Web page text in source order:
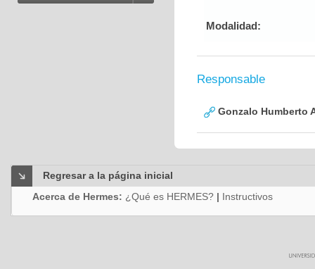
Modalidad:
Responsable
Gonzalo Humberto
Regresar a la página inicial
Acerca de Hermes: ¿Qué es HERMES? | Instructivos